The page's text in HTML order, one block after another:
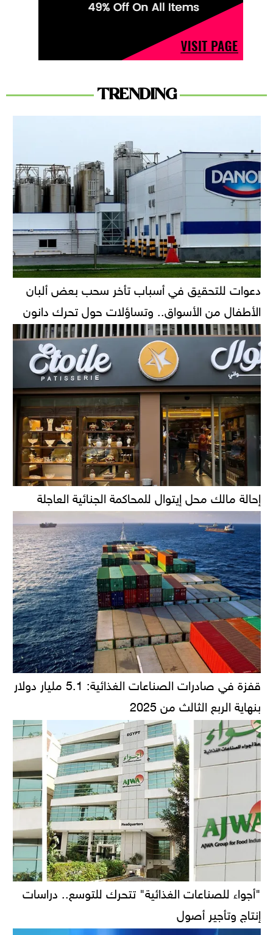
TRENDING
دعوات للتحقيق في أسباب تأخر سحب بعض ألبان
الأطفال من الأسواق.. وتساؤلات حول تحرك دانون
إحالة مالك محل إيتوال للمحاكمة الجنائية العاجلة
قفزة في صادرات الصناعات الغذائية: 5.1 مليار دولار
بنهاية الربع الثالث من 2025
"أجواء للصناعات الغذائية" تتحرك للتوسع.. دراسات
إنتاج وتأجير أصول